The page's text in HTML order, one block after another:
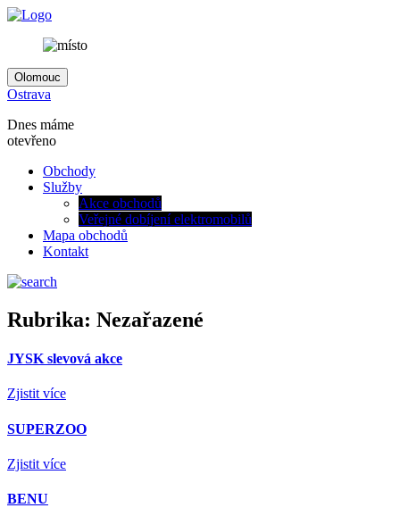
Olomouc
Ostrava
Dnes máme
otevřeno
Obchody
Služby
Akce obchodů
Veřejné dobíjení elektromobilů
Mapa obchodů
Kontakt
Rubrika: Nezařazené
JYSK slevová akce
Zjistit více
SUPERZOO
Zjistit více
BENU